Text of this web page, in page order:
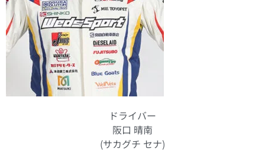
ドライバー
阪口 晴南
(サカグチ セナ)